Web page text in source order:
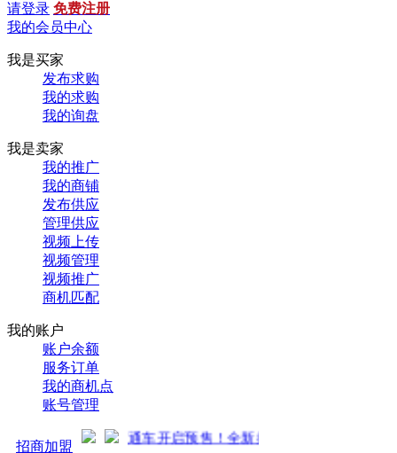
请登录 免费注册
我的会员中心
我是买家
发布求购
我的求购
我的询盘
我是卖家
我的推广
我的商铺
发布供应
管理供应
视频上传
视频管理
视频推广
商机匹配
我的账户
账户余额
服务订单
我的商机点
账号管理
招商加盟
马可直通车开启预售！全新推广 强势来袭！火热招商中...